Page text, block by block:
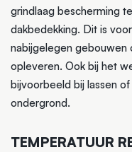
grindlaag bescherming
dakbedekking. Dit is
nabijgelegen gebouwen
opleveren. Ook bij het
bijvoorbeeld bij lassen
ondergrond.
TEMPERATUUR